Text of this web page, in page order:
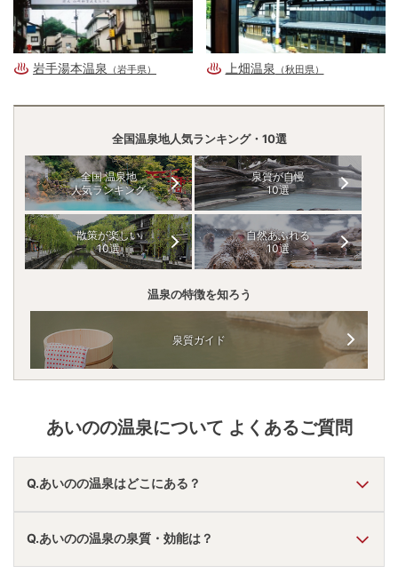
岩手湯本温泉 （岩手県） 上畑温泉 （秋田県）
全国温泉地人気ランキング・10選
全国 温泉地
人気ランキング
泉質が自慢
10選
散策が楽しい
10選
自然あふれる
10選
温泉の特徴を知ろう
泉質ガイド
あいのの温泉について よくあるご質問
Q.あいのの温泉はどこにある？
A. あいのの温泉 は、秋田県横手市
車でお越しの方は、湯田ICから車で約15分または横手ICか
ら車で約10分。
Q.あいのの温泉の泉質・効能は？